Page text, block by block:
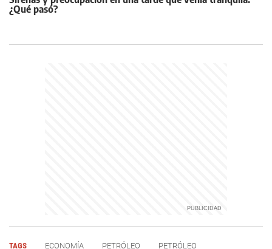
¿Qué pasó?
TAGS ECONOMÍA PETRÓLEO
PETRÓLEO